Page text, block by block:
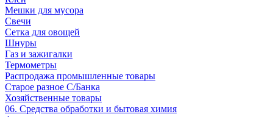
Мешки для мусора
Свечи
Сетка для овощей
Шнуры
Газ и зажигалки
Термометры
Распродажа промышленные товары
Старое разное С/Банка
Хозяйственные товары
06. Средства обработки и бытовая химия